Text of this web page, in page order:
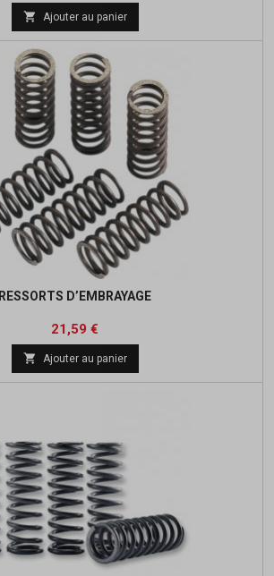
de
base
 Ajouter au panier
RESSORTS D’EMBRAYAGE
Prix
21,59 €
base
 Ajouter au panier